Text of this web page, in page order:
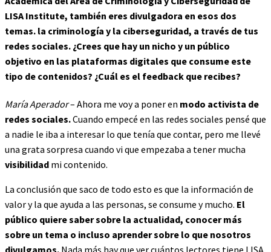
LISA Institute, también eres divulgadora en esos dos
temas. la criminología y la ciberseguridad, a través de tus
redes sociales. ¿Crees que hay un nicho y un público
objetivo en las plataformas digitales que consume este
tipo de contenidos? ¿Cuál es el feedback que recibes?
María Aperador– Ahora me voy a poner en modo activista de
redes sociales.Cuando empecé en las redes sociales pensé que
a nadie le iba a interesar lo que tenía que contar, pero me llevé
una grata sorpresa cuando vi que empezaba a tener mucha
visibilidad mi contenido.
La conclusión que saco de todo esto es que la información de
valor y la que ayuda a las personas, se consume y mucho. El
público quiere saber sobre la actualidad, conocer más
sobre un tema o incluso aprender sobre lo que nosotros
divulgamos. Nada más hay que ver cuántos lectores tiene LISA